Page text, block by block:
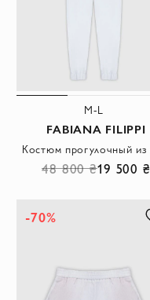
M-L
FABIANA FILIPPI
48 800 ₴19 500 ₴
-70%